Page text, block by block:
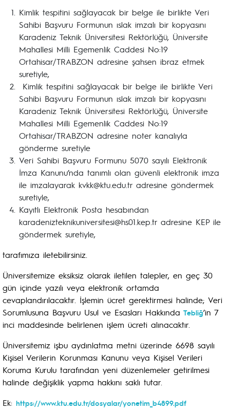
Kimlik tespitini sağlayacak bir belge ile birlikte Veri
Sahibi Başvuru Formunun ıslak imzalı bir kopyasını
Karadeniz Teknik Üniversitesi Rektörlüğü, Üniversite
Mahallesi Milli Egemenlik Caddesi No:19
Ortahisar/TRABZON adresine şahsen ibraz etmek
suretiyle,
Kimlik tespitini sağlayacak bir belge ile birlikte Veri
Sahibi Başvuru Formunun ıslak imzalı bir kopyasını
Karadeniz Teknik Üniversitesi Rektörlüğü, Üniversite
Mahallesi Milli Egemenlik Caddesi No:19
Ortahisar/TRABZON adresine noter kanalıyla
gönderme suretiyle
Veri Sahibi Başvuru Formunu 5070 sayılı Elektronik
İmza Kanunu’nda tanımlı olan güvenli elektronik imza
ile imzalayarak kvkk@ktu.edu.tr adresine göndermek
suretiyle,
Kayıtlı Elektronik Posta hesabından
karadenizteknikuniversitesi@hs01.kep.tr adresine KEP ile
göndermek suretiyle,
tarafımıza iletebilirsiniz.
Üniversitemize eksiksiz olarak iletilen talepler, en geç 30
gün içinde yazılı veya elektronik ortamda
cevaplandırılacaktır. İşlemin ücret gerektirmesi halinde; Veri
Sorumlusuna Başvuru Usul ve Esasları Hakkında Tebliğ’in 7
inci maddesinde belirlenen işlem ücreti alınacaktır.
Üniversitemiz işbu aydınlatma metni üzerinde 6698 sayılı
Kişisel Verilerin Korunması Kanunu veya Kişisel Verileri
Koruma Kurulu tarafından yeni düzenlemeler getirilmesi
halinde değişiklik yapma hakkını saklı tutar.
Ek: https://www.ktu.edu.tr/dosyalar/yonetim_b4899.pdf